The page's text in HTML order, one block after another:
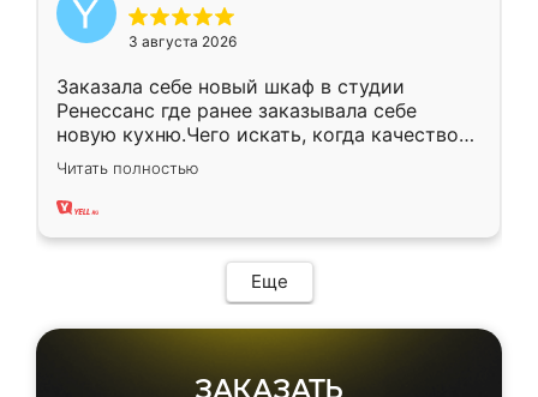
3 августа 2026
Заказала себе новый шкаф в студии
Ренессанс где ранее заказывала себе
новую кухню.Чего искать, когда качеством
вполне довольна. Служит кухня уже почти
два года, нареканий нет.
Читать полностью
Еще
ЗАКАЗАТЬ